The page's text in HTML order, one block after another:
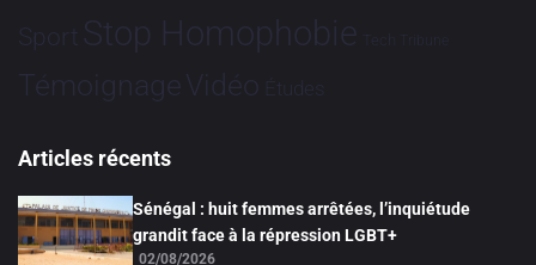
Sport Stop Homophobie Tech Tribune
TémoignageVidéo Études
Articles récents
Sénégal : huit femmes arrêtées, l’inquiétude
grandit face à la répression LGBT+
02/08/2026